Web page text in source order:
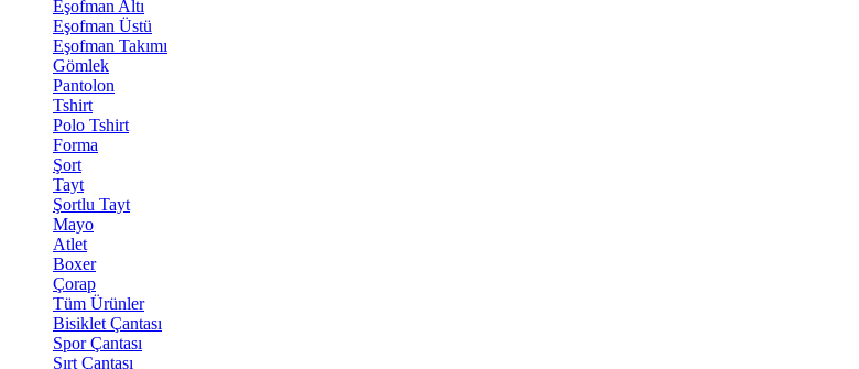
Eşofman Altı
Eşofman Üstü
Eşofman Takımı
Gömlek
Pantolon
Tshirt
Polo Tshirt
Forma
Şort
Tayt
Şortlu Tayt
Mayo
Atlet
Boxer
Çorap
Tüm Ürünler
Bisiklet Çantası
Spor Çantası
Sırt Çantası